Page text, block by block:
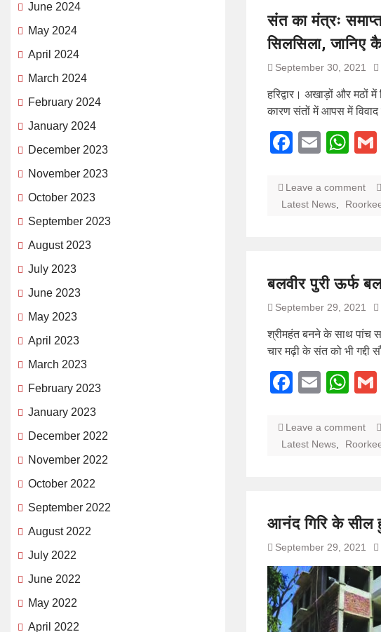
संत का मंत्रः
सिलसिला, जानिए
September 30, 2021
हरिद्वार। अखाड़ों और मठों
कारण संतों में आपस में
Email
Leave a comment
Latest News
बलवीर पुरी ऊर्फ
September 29, 2021
श्रीमहंत बनने के साथ पांच
चार मढ़ी के संत को भी गद्दी
Email
Leave a comment
Latest News
आनंद गिरि के सील
September 29, 2021
June 2024
May 2024
April 2024
March 2024
February 2024
January 2024
December 2023
November 2023
October 2023
September 2023
August 2023
July 2023
June 2023
May 2023
April 2023
March 2023
February 2023
January 2023
December 2022
November 2022
October 2022
September 2022
August 2022
July 2022
June 2022
May 2022
April 2022